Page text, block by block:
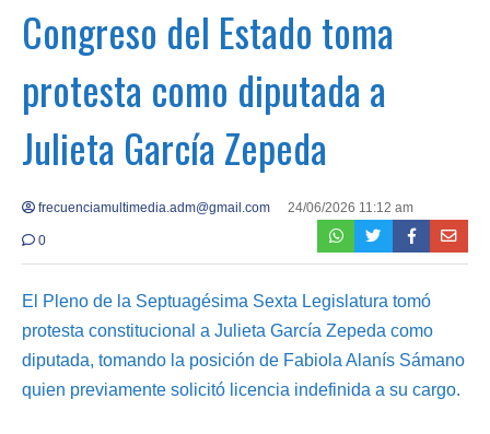
Congreso del Estado toma
protesta como diputada a
Julieta García Zepeda
frecuenciamultimedia.adm@gmail.com 24/06/2026 11:12 am
0
El Pleno de la Septuagésima Sexta Legislatura tomó
protesta constitucional a Julieta García Zepeda como
diputada, tomando la posición de Fabiola Alanís Sámano
quien previamente solicitó licencia indefinida a su cargo.